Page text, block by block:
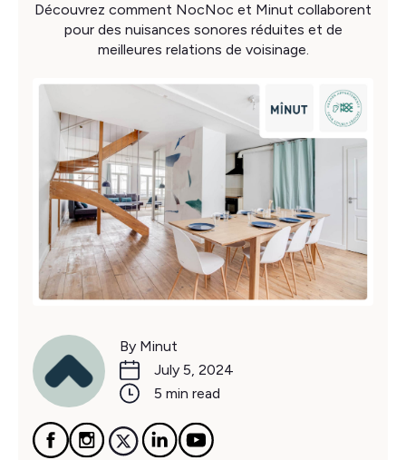
Découvrez comment NocNoc et Minut collaborent
pour des nuisances sonores réduites et de
meilleures relations de voisinage.
By Minut
July 5, 2024
5 min read